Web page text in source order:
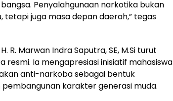
Penyalahgunaan narkotika bukan
tetapi juga masa depan daerah,” tegas
R. Marwan Indra Saputra, SE, M.Si turut
resmi. Ia mengapresiasi inisiatif mahasiswa
anti-narkoba sebagai bentuk
karakter generasi muda.